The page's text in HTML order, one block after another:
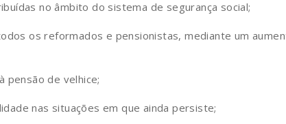
no âmbito do sistema de segurança social;
os reformados e pensionistas, mediante um
pensão de velhice;
nas situações em que ainda persiste;